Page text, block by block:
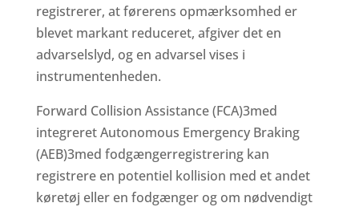
registrerer, at førerens opmærksomhed er
blevet markant reduceret, afgiver det en
advarselslyd, og en advarsel vises i
instrumentenheden.
Forward Collision Assistance (FCA)3med
integreret Autonomous Emergency Braking
(AEB)3med fodgængerregistrering kan
registrere en potentiel kollision med et andet
køretøj eller en fodgænger og om nødvendigt